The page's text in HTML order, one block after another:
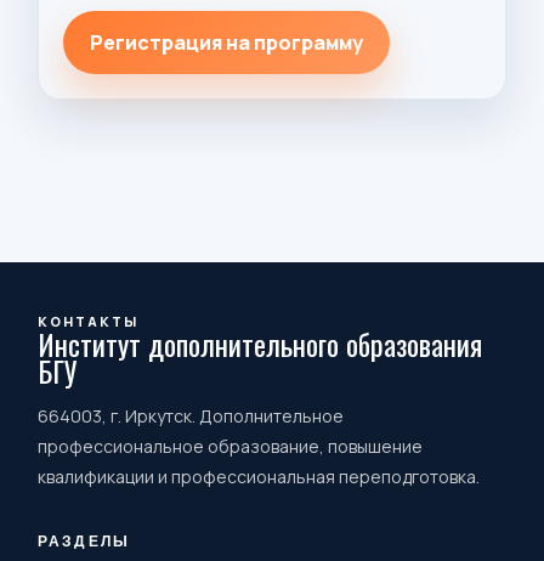
Регистрация на программу
КОНТАКТЫ
Институт дополнительного образования
БГУ
664003, г. Иркутск. Дополнительное
профессиональное образование, повышение
квалификации и профессиональная переподготовка.
РАЗДЕЛЫ